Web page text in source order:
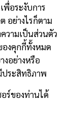
พื่อระงับการ
อย่างไรก็ตาม
วามเป็นส่วนตัว
องคุกกี้ทั้งหมด
งอย่างหรือ
ประสิทธิภาพ
ร์ของท่านได้